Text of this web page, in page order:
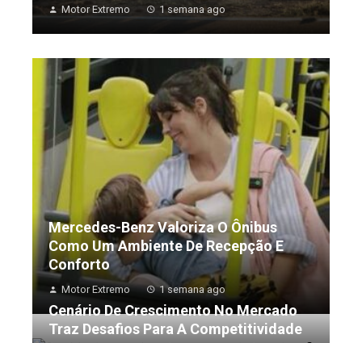
Motor Extremo 1 semana ago
Mercedes-Benz Valoriza O Ônibus
Como Um Ambiente De Recepção E
Conforto
Motor Extremo 1 semana ago
Cenário De Crescimento No Mercado
Traz Desafios Para A Competitividade